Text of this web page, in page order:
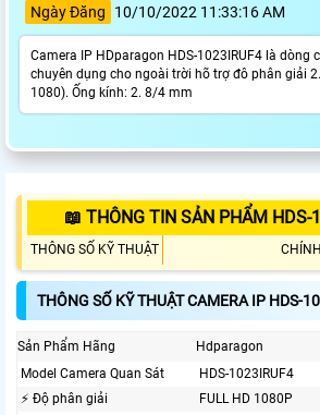
Ngày Đăng
10/10/2022 11:33:16 AM
Camera IP HDparagon HDS-1023IRUF4 là dòng
chuyên dụng cho ngoài trời hõ trợ đô phân giải
1080). Ống kính: 2. 8/4 mm
📖 THÔNG TIN SẢN PHẨM HDS-
THÔNG SỐ KỸ THUẬT
THÔNG SỐ KỸ THUẬT CAMERA IP HDS-
Sản Phẩm Hãng
Hdparagon
Model Camera Quan Sát
HDS-1023IRUF4
️⚡ Độ phân giải
FULL HD 1080P